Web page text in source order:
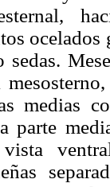
ocelados
sedas.
medias
parte